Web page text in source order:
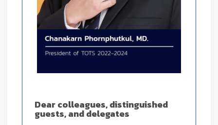
Dear colleagues, distinguished
guests, and delegates